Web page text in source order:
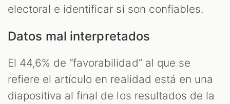
electoral e identificar si son confiables.
Datos mal interpretados
El 44,6% de “favorabilidad” al que se
refiere el artículo en realidad está en una
diapositiva al final de los resultados de la